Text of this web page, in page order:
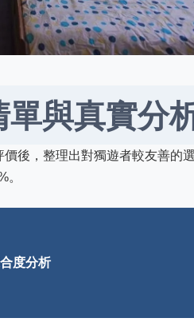
與真實分
後，整理出對獨遊者較友善的
。
度分析